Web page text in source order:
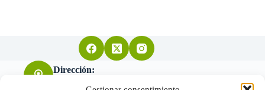
Dirección: